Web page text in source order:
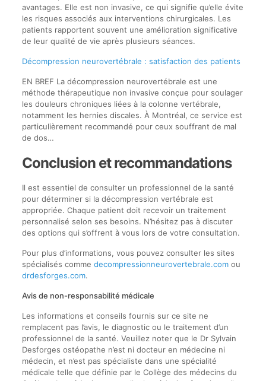
avantages. Elle est non invasive, ce qui signifie qu’elle évite
les risques associés aux interventions chirurgicales. Les
patients rapportent souvent une amélioration significative
de leur qualité de vie après plusieurs séances.
Décompression neurovertébrale : satisfaction des patients
EN BREF La décompression neurovertébrale est une
méthode thérapeutique non invasive conçue pour soulager
les douleurs chroniques liées à la colonne vertébrale,
notamment les hernies discales. À Montréal, ce service est
particulièrement recommandé pour ceux souffrant de mal
de dos…
Conclusion et recommandations
Il est essentiel de consulter un professionnel de la santé
pour déterminer si la décompression vertébrale est
appropriée. Chaque patient doit recevoir un traitement
personnalisé selon ses besoins. N’hésitez pas à discuter
des options qui s’offrent à vous lors de votre consultation.
Pour plus d’informations, vous pouvez consulter les sites
spécialisés comme decompressionneurovertebrale.comou
drdesforges.com.
Avis de non-responsabilité médicale
Les informations et conseils fournis sur ce site ne
remplacent pas l’avis, le diagnostic ou le traitement d’un
professionnel de la santé. Veuillez noter que le Dr Sylvain
Desforges ostéopathe n’est ni docteur en médecine ni
médecin, et n’est pas spécialiste dans une spécialité
médicale telle que définie par le Collège des médecins du